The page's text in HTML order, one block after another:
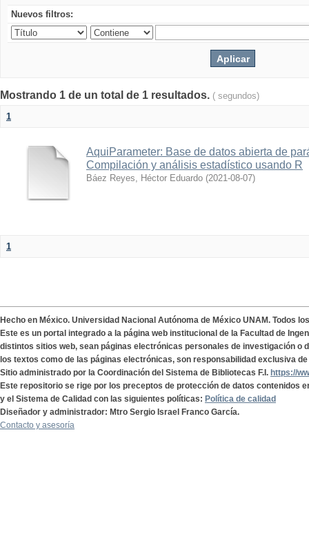
Nuevos filtros:
Mostrando 1 de un total de 1 resultados. ( segundos)
1
AquiParameter: Base de datos abierta de
Compilación y análisis estadístico usando R
Báez Reyes, Héctor Eduardo (2021-08-07)
1
Hecho en México. Universidad Nacional Autónoma de México UNAM. Todos
Este es un portal integrado a la página web institucional de la Facultad de
distintos sitios web, sean páginas electrónicas personales de investigación o
los textos como de las páginas electrónicas, son responsabilidad exclusiva
Sitio administrado por la Coordinación del Sistema de Bibliotecas F.I. https://
Este repositorio se rige por los preceptos de protección de datos contenidos
y el Sistema de Calidad con las siguientes políticas: Política de calidad
Diseñador y administrador: Mtro Sergio Israel Franco García.
Contacto y asesoría